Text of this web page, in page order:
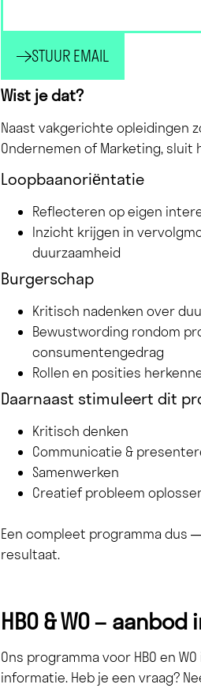
STUUR EMAIL
Wist je dat?
Naast vakgerichte opleidingen
Ondernemen of Marketing,
Loopbaanoriëntatie
Reflecteren op eigen
Inzicht krijgen in
duurzaamheid
Burgerschap
Kritisch nadenken over
Bewustwording rondom
consumentengedrag
Rollen en posities
Daarnaast stimuleert dit
Kritisch denken
Communicatie &
Samenwerken
Creatief probleem
Een compleet programma dus
resultaat.
HBO & WO –
Ons programma voor HBO en
informatie. Heb je een vraag?